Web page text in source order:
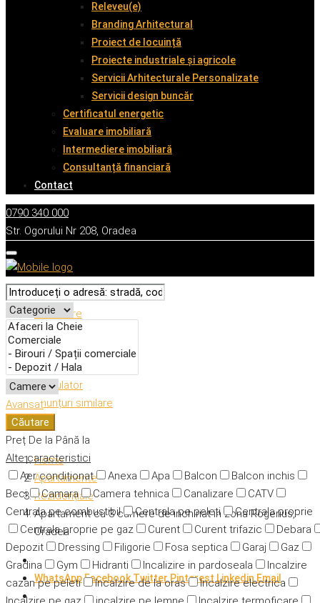
Releveu(e)
Branding Arhitectural
Proiect de locuință
Proiecte industriale și agricole
Servicii Arhitecturale Personalizate
Servicii design buncăr
Certificatul energetic
Evaluare imobiliară
Intermediere imobiliară
Consultanță financiară
Contact
0790 340 000
Str. Ogorului Nr 208, Oradea
Avansat
Căutare
Preț De la Până la
Alte caracteristici
Aer condiționat
Anexa Apa Balcon
Balcon inchis
Beci
Camara Camera tehnica Canalizare
CATV
Centrala pe combustibil
Centrala pe peleti
Centrala proprie
Centrala proprie pe gaz
Curent Curent trifazic
Debara
Depozit
Dressing Filigorie Fosa septica Garaj
Gaz
Gradina
Gym Hidranti Incalizire in pardoseala
Incalzire
cazan pe peleti
Incalzire de la oras
Incalzire electrica
Descriere
Caracteristici
Adresă
Detalii
Calculator
Anunțuri similare
Home
Apartamente
Rezidențiale
Apartament cu 3 camere de inchiriat in zona Rogerius,
Oradea
WhatsAppFacebook Twitter Pinterest Linkedin Email